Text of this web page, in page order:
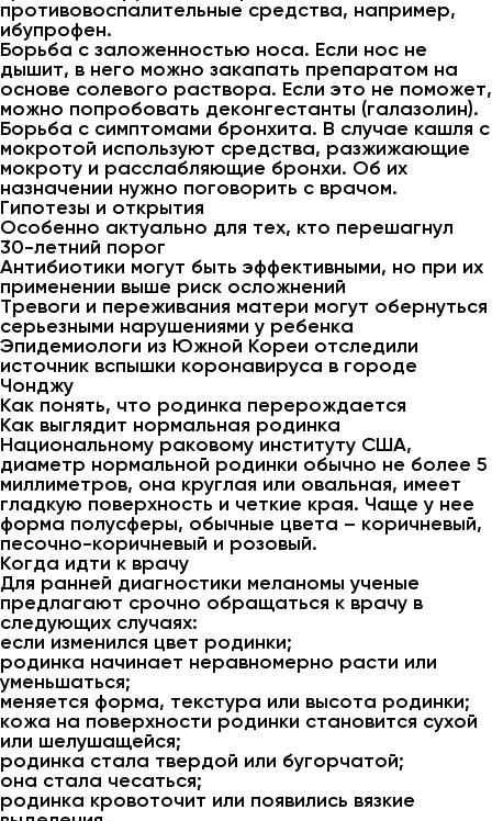
противовоспалительные средства, например,
ибупрофен.
Борьба с заложенностью носа. Если нос не
дышит, в него можно закапать препаратом на
основе солевого раствора. Если это не поможет,
можно попробовать деконгестанты (галазолин).
Борьба с симптомами бронхита. В случае кашля с
мокротой используют средства, разжижающие
мокроту и расслабляющие бронхи. Об их
назначении нужно поговорить с врачом.
Гипотезы и открытия
Особенно актуально для тех, кто перешагнул
30-летний порог
Антибиотики могут быть эффективными, но при их
применении выше риск осложнений
Тревоги и переживания матери могут обернуться
серьезными нарушениями у ребенка
Эпидемиологи из Южной Кореи отследили
источник вспышки коронавируса в городе
Чонджу
Как понять, что родинка перерождается
Как выглядит нормальная родинка
Национальному раковому институту США,
диаметр нормальной родинки обычно не более 5
миллиметров, она круглая или овальная, имеет
гладкую поверхность и четкие края. Чаще у нее
форма полусферы, обычные цвета – коричневый,
песочно-коричневый и розовый.
Когда идти к врачу
Для ранней диагностики меланомы ученые
предлагают срочно обращаться к врачу в
следующих случаях:
если изменился цвет родинки;
родинка начинает неравномерно расти или
уменьшаться;
меняется форма, текстура или высота родинки;
кожа на поверхности родинки становится сухой
или шелушащейся;
родинка стала твердой или бугорчатой;
она стала чесаться;
родинка кровоточит или появились вязкие